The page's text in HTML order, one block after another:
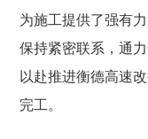
为施工提供了强有
保持紧密联系，通
以赴推进衡德高速
完工。